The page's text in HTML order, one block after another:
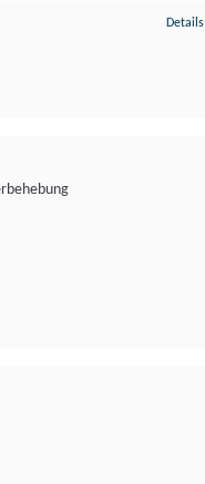
Details